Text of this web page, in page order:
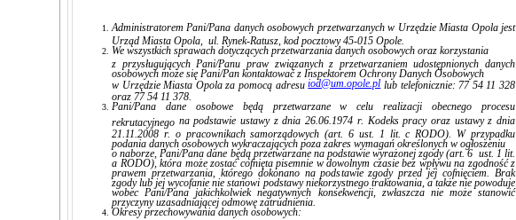
Administratorem Pani/Pana danych osobowych przetwarzanych w Urzędzie Miasta Opola jest
Urząd Miasta Opola, ul. Rynek-Ratusz, kod pocztowy 45-015 Opole.
We wszystkich sprawach dotyczących przetwarzania danych osobowych oraz korzystania
z przysługujących Pani/Panu praw związanych z przetwarzaniem udostępnionych danych
osobowych może się Pani/Pan kontaktować z Inspektorem Ochrony Danych Osobowych
w Urzędzie Miasta Opola za pomocą adresuiod@um.opole.pl lub telefonicznie: 77 54 11 328
oraz 77 54 11 378.
Pani/Pana dane osobowe będą przetwarzane w celu realizacji obecnego procesu
rekrutacyjnego na podstawie ustawy z dnia 26.06.1974 r. Kodeks pracy oraz ustawy z dnia
21.11.2008 r. o pracownikach samorządowych (art. 6 ust. 1 lit. c RODO). W przypadku
podania danych osobowych wykraczających poza zakres wymagań określonych w ogłoszeniu
o naborze, Pani/Pana dane będą przetwarzane na podstawie wyrażonej zgody (art. 6 ust. 1 lit.
a RODO), która może zostać cofnięta pisemnie w dowolnym czasie bez wpływu na zgodność z
prawem przetwarzania, którego dokonano na podstawie zgody przed jej cofnięciem. Brak
zgody lub jej wycofanie nie stanowi podstawy niekorzystnego traktowania, a także nie powoduje
wobec Pani/Pana jakichkolwiek negatywnych konsekwencji, zwłaszcza nie może stanowić
przyczyny uzasadniającej odmowę zatrudnienia.
Okresy przechowywania danych osobowych: